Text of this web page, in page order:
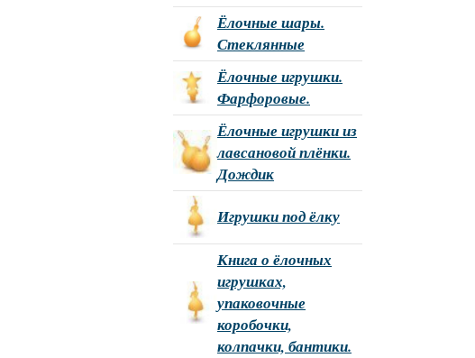
Ёлочные шары.
Стеклянные
Ёлочные игрушки.
Фарфоровые.
Ёлочные игрушки из
лавсановой плёнки.
Дождик
Игрушки под ёлку
Книга о ёлочных
игрушках,
упаковочные
коробочки,
колпачки, бантики.